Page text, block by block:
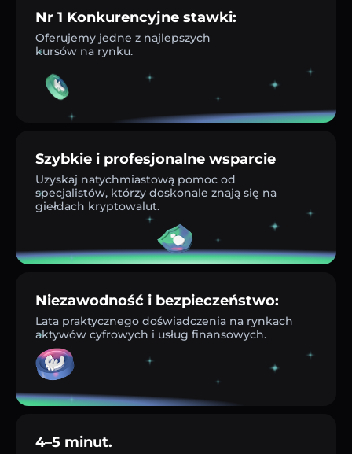
Nr 1 Konkurencyjne stawki:
Oferujemy jedne z najlepszych
kursów na rynku.
Szybkie i profesjonalne wsparcie
Uzyskaj natychmiastową pomoc od
specjalistów, którzy doskonale znają się na
giełdach kryptowalut.
Niezawodność i bezpieczeństwo:
Lata praktycznego doświadczenia na rynkach
aktywów cyfrowych i usług finansowych.
4–5 minut.